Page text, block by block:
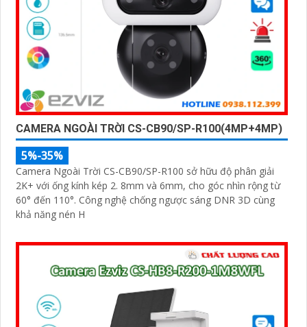
CAMERA NGOÀI TRỜI CS-CB90/SP-R100(4MP+4MP)
5%-35%
Camera Ngoài Trời CS-CB90/SP-R100 sở hữu độ phân giải
2K+ với ống kính kép 2. 8mm và 6mm, cho góc nhìn rộng từ
60° đến 110°. Công nghệ chống ngược sáng DNR 3D cùng
khả năng nén H